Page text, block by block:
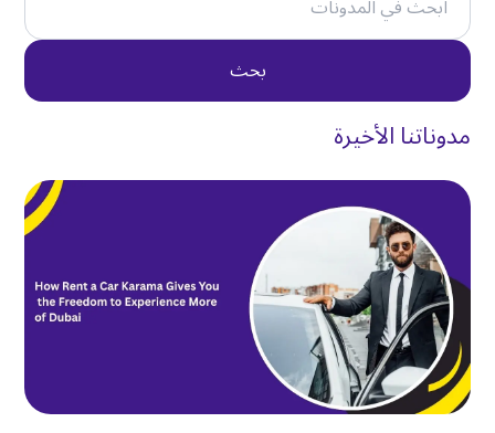
بحث
مدوناتنا الأخيرة